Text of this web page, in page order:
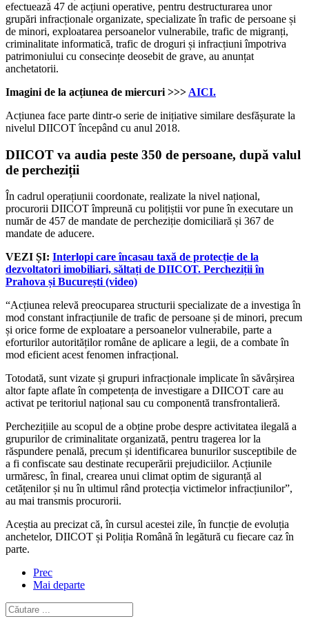
efectuează 47 de acțiuni operative, pentru destructurarea unor
grupări infracționale organizate, specializate în trafic de persoane și
de minori, exploatarea persoanelor vulnerabile, trafic de migranți,
criminalitate informatică, trafic de droguri și infracțiuni împotriva
patrimoniului cu consecințe deosebit de grave, au anunțat
anchetatorii.
Imagini de la acțiunea de miercuri >>> AICI.
Acțiunea face parte dintr-o serie de inițiative similare desfășurate la
nivelul DIICOT începând cu anul 2018.
DIICOT va audia peste 350 de persoane, după valul
de percheziții
În cadrul operațiunii coordonate, realizate la nivel național,
procurorii DIICOT împreună cu polițiștii vor pune în executare un
număr de 457 de mandate de percheziție domiciliară și 367 de
mandate de aducere.
VEZI ȘI: Interlopi care încasau taxă de protecție de la
dezvoltatori imobiliari, săltați de DIICOT. Percheziții în
Prahova și București (video)
“Acțiunea relevă preocuparea structurii specializate de a investiga în
mod constant infracțiunile de trafic de persoane și de minori, precum
și orice forme de exploatare a persoanelor vulnerabile, parte a
eforturilor autorităților române de aplicare a legii, de a combate în
mod eficient acest fenomen infracțional.
Totodată, sunt vizate și grupuri infracționale implicate în săvârșirea
altor fapte aflate în competența de investigare a DIICOT care au
activat pe teritoriul național sau cu componentă transfrontalieră.
Perchezițiile au scopul de a obține probe despre activitatea ilegală a
grupurilor de criminalitate organizată, pentru tragerea lor la
răspundere penală, precum și identificarea bunurilor susceptibile de
a fi confiscate sau destinate recuperării prejudiciilor. Acțiunile
urmăresc, în final, crearea unui climat optim de siguranță al
cetățenilor și nu în ultimul rând protecția victimelor infracțiunilor”,
au mai transmis procurorii.
Aceștia au precizat că, în cursul acestei zile, în funcție de evoluția
anchetelor, DIICOT și Poliția Română în legătură cu fiecare caz în
parte.
Prec
Mai departe